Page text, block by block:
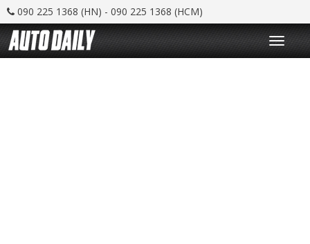
090 225 1368 (HN) - 090 225 1368 (HCM)
T
o
g